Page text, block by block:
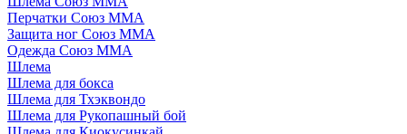
Перчатки Союз ММА
Защита ног Союз ММА
Одежда Союз ММА
Шлема
Шлема для бокса
Шлема для Тхэквондо
Шлема для Рукопашный бой